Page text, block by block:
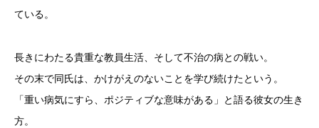
ている。
長きにわたる貴重な教員生活、そして不治の病との戦い。
その末で同氏は、かけがえのないことを学び続けたという。
「重い病気にすら、ポジティブな意味がある」と語る彼女の生き
方。